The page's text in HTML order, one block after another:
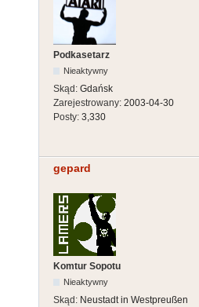
Podkasetarz
Nieaktywny
Skąd: Gdańsk
Zarejestrowany: 2003-04-30
Posty: 3,330
gepard
Komtur Sopotu
Nieaktywny
Skąd: Neustadt in Westpreußen